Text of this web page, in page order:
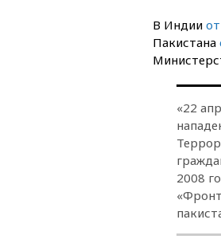
В Индии
Пакистана
«22
2008